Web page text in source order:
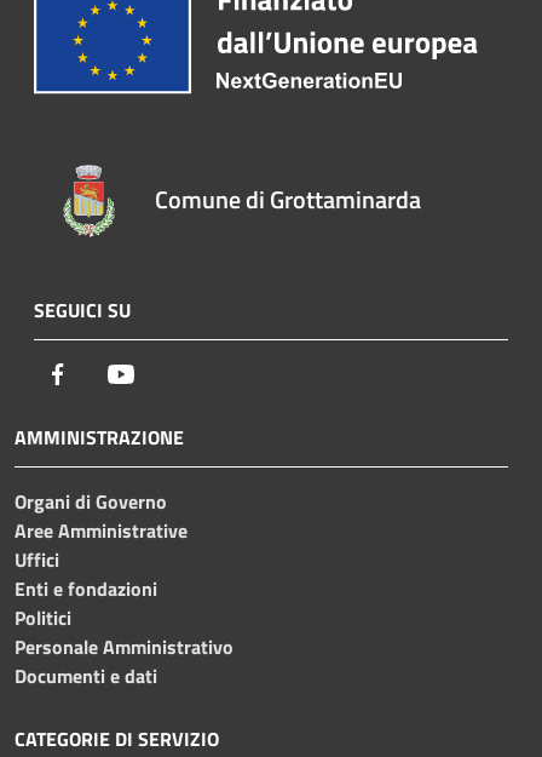
Comune di Grottaminarda
SEGUICI SU
Facebook
AMMINISTRAZIONE
Organi di Governo
Aree Amministrative
Uffici
Enti e fondazioni
Politici
Personale Amministrativo
Documenti e dati
CATEGORIE DI SERVIZIO